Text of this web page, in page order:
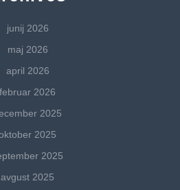
junij 2026
maj 2026
april 2026
februar 2026
2025
2025
2025
avgust 2025